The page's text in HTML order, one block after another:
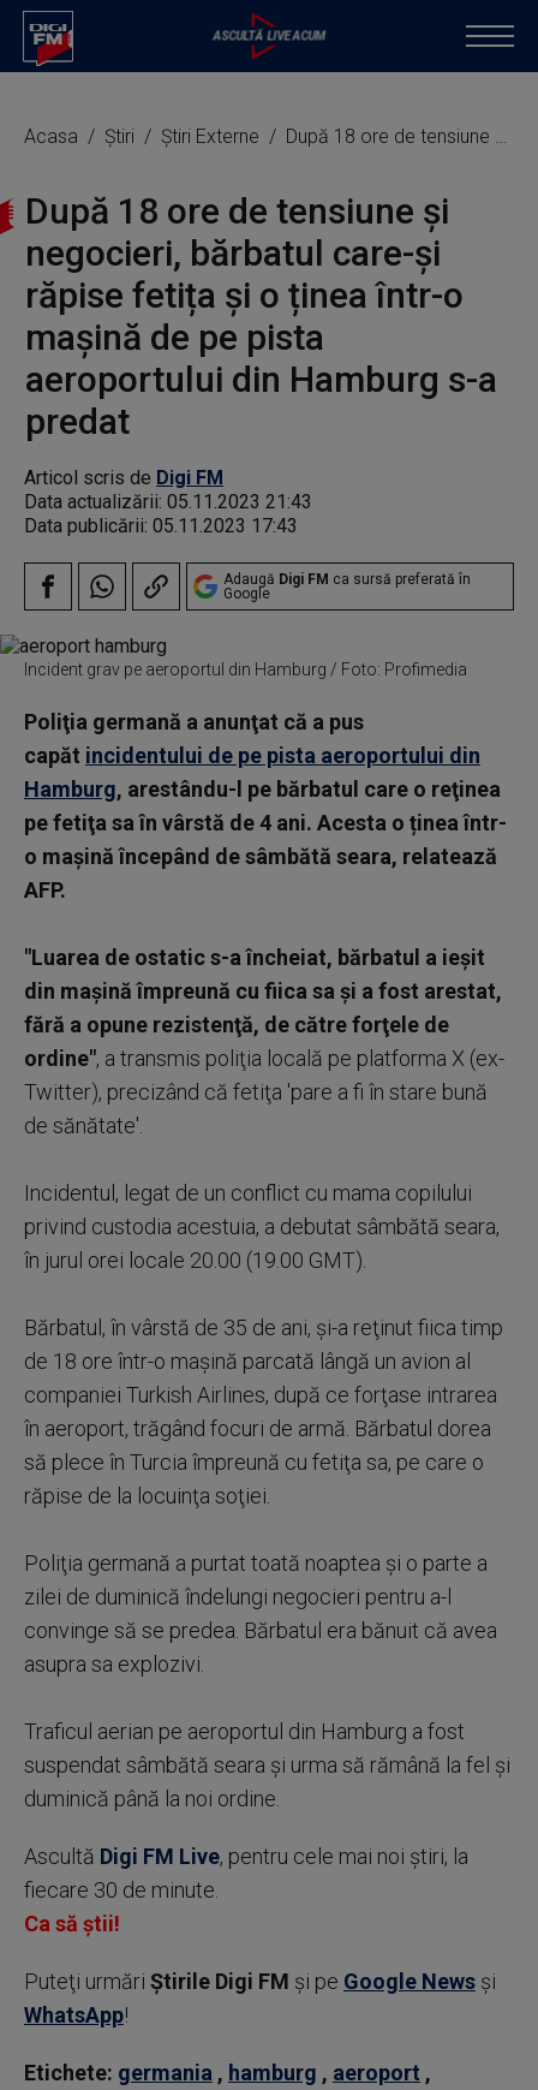
Acasa Știri Știri Externe După 18 ore de tensiune și negocieri, bărbatul care-și răpise fetița și o ținea într-o mașină de pe pista aeroportului din Hamburg s-a predat
După 18 ore de tensiune și
negocieri, bărbatul care-și
răpise fetița și o ținea într-o
mașină de pe pista
aeroportului din Hamburg s-a
predat
Articol scris de Digi FM
Data actualizării: 05.11.2023 21:43
Data publicării: 05.11.2023 17:43
Adaugă Digi FM ca sursă preferată în
Google
Incident grav pe aeroportul din Hamburg / Foto: Profimedia
Poliţia germană a anunţat că a pus
capăt incidentului de pe pista aeroportului din
Hamburg, arestându-l pe bărbatul care o reţinea
pe fetiţa sa în vârstă de 4 ani. Acesta o ținea într-
o maşină începând de sâmbătă seara, relatează
AFP.
"Luarea de ostatic s-a încheiat, bărbatul a ieşit
din maşină împreună cu fiica sa şi a fost arestat,
fără a opune rezistenţă, de către forţele de
ordine", a transmis poliţia locală pe platforma X (ex-
Twitter), precizând că fetiţa 'pare a fi în stare bună
de sănătate'.
Incidentul, legat de un conflict cu mama copilului
privind custodia acestuia, a debutat sâmbătă seara,
în jurul orei locale 20.00 (19.00 GMT).
Bărbatul, în vârstă de 35 de ani, şi-a reţinut fiica timp
de 18 ore într-o maşină parcată lângă un avion al
companiei Turkish Airlines, după ce forţase intrarea
în aeroport, trăgând focuri de armă. Bărbatul dorea
să plece în Turcia împreună cu fetiţa sa, pe care o
răpise de la locuinţa soţiei.
Poliţia germană a purtat toată noaptea şi o parte a
zilei de duminică îndelungi negocieri pentru a-l
convinge să se predea. Bărbatul era bănuit că avea
asupra sa explozivi.
Traficul aerian pe aeroportul din Hamburg a fost
suspendat sâmbătă seara şi urma să rămână la fel şi
duminică până la noi ordine.
Ascultă Digi FM Live, pentru cele mai noi știri, la
fiecare 30 de minute.
Ca să știi!
Puteţi urmări Știrile Digi FM şi pe Google News şi
WhatsApp!
Etichete: germania , hamburg , aeroport ,